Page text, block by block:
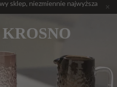
sklep, niezmiennie najwyższa